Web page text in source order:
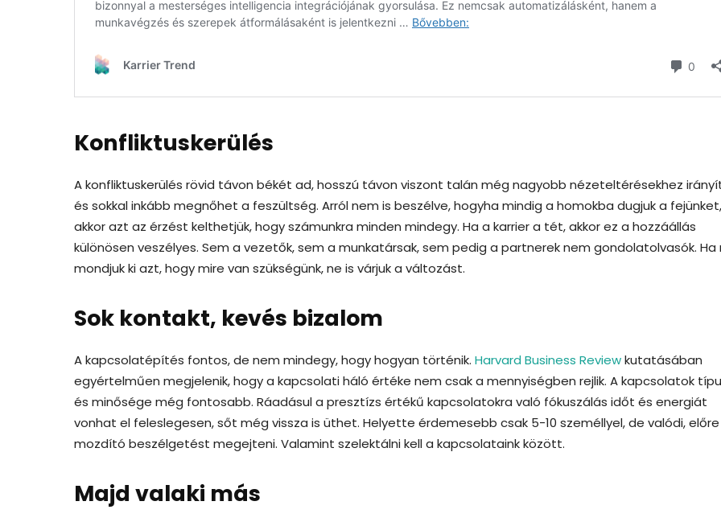
Konfliktuskerülés
A konfliktuskerülés rövid távon békét ad, hosszú távon viszont talán még nagyobb nézeteltérésekhez
és sokkal inkább megnőhet a feszültség. Arról nem is beszélve, hogyha mindig a homokba dugjuk a fejünket,
akkor azt az érzést kelthetjük, hogy számunkra minden mindegy. Ha a karrier a tét, akkor ez a hozzáállás
különösen veszélyes. Sem a vezetők, sem a munkatársak, sem pedig a partnerek nem gondolatolvasók. Ha
mondjuk ki azt, hogy mire van szükségünk, ne is várjuk a változást.
Sok kontakt, kevés bizalom
A kapcsolatépítés fontos, de nem mindegy, hogy hogyan történik. Harvard Business Reviewkutatásában
egyértelműen megjelenik, hogy a kapcsolati háló értéke nem csak a mennyiségben rejlik. A kapcsolatok
és minősége még fontosabb. Ráadásul a presztízs értékű kapcsolatokra való fókuszálás időt és energiát
vonhat el feleslegesen, sőt még vissza is üthet. Helyette érdemesebb csak 5-10 személlyel, de valódi, előre
mozdító beszélgetést megejteni. Valamint szelektálni kell a kapcsolataink között.
Majd valaki más